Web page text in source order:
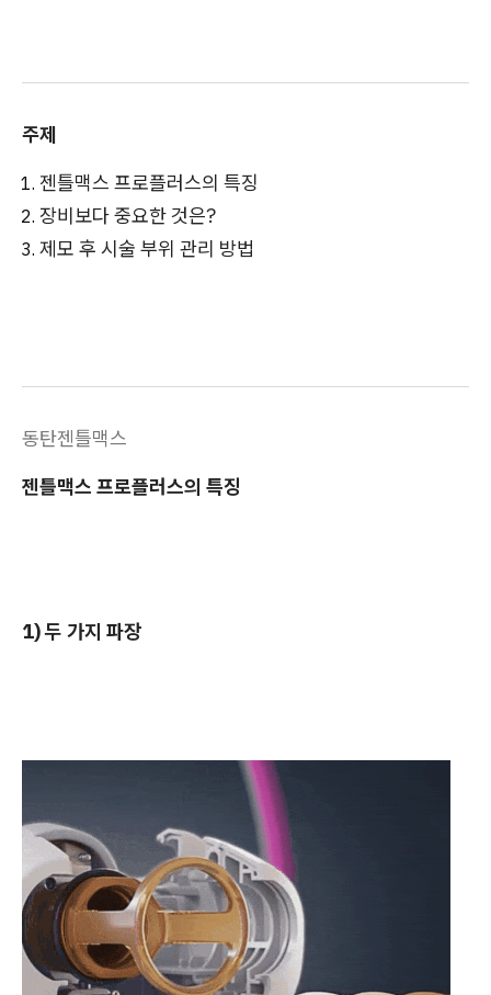
주제
젠틀맥스 프로플러스의 특징
장비보다 중요한 것은?
제모 후 시술 부위 관리 방법
동탄젠틀맥스
젠틀맥스 프로플러스의 특징
1) 두 가지 파장